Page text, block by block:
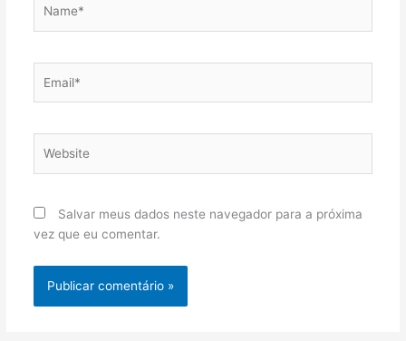
Salvar meus dados neste navegador para a próxima
vez que eu comentar.